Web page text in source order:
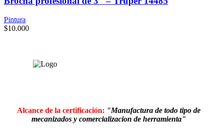
Pintura
$10.000
Alcance de la certificación: "Manufactura de todo tipo de
mecanizados y comercializacion de herramienta"